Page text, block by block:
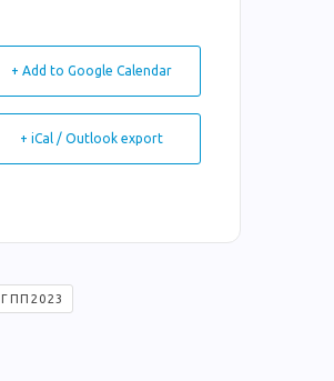
+ Add to Google Calendar
+ iCal / Outlook export
ΓΠΠ2023